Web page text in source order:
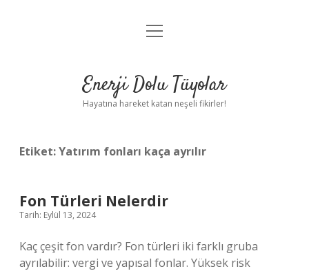
Anasayfa
Yasal Uyarı
menüyü
Enerji Dolu Tüyolar
Hayatına hareket katan neşeli fikirler!
Etiket:Yatırım fonları kaça ayrılır
Fon Türleri Nelerdir
Tarih: Eylül 13, 2024
Kaç çeşit fon vardır? Fon türleri iki farklı gruba
ayrılabilir: vergi ve yapısal fonlar. Yüksek risk